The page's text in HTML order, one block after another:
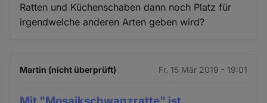
Ratten und Küchenschaben dann noch Platz für
irgendwelche anderen Arten geben wird?
Martin (nicht überprüft) Fr. 15 Mär 2019 - 19:01